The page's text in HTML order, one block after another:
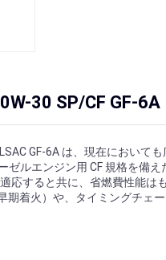
30 SP/CF GF-6A
GF-6A は、現在におい
ゼルエンジン用 CF 規格を備
応すると共に、省燃費性能は
期着火）や、タイミングチェ